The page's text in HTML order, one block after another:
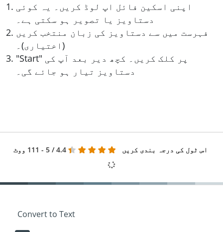
اپنی اسکین فائل اپ لوڈ کریں۔ یہ کوئی
دستاویز یا تصویر ہو سکتی ہے۔
فہرست میں سے دستاویز کی زبان منتخب کریں
(اختیاری)۔
"Start" پر کلک کریں۔ کچھ دیر بعد آپ کی
دستاویز تیار ہو جائے گی۔
اس ٹول کی درجہ بندی کریں 4.4 / 5 - 111 ووٹ
Convert to Text